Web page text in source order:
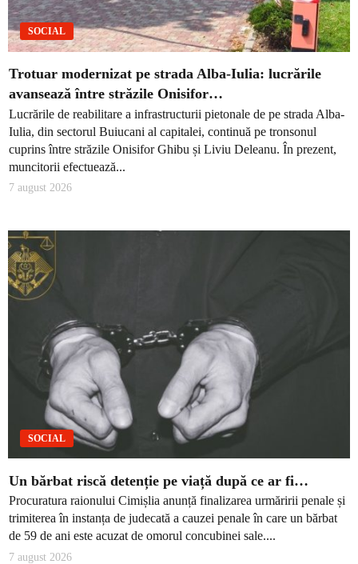
SOCIAL
Trotuar modernizat pe strada Alba-Iulia: lucrările
avansează între străzile Onisifor…
Lucrările de reabilitare a infrastructurii pietonale de pe strada Alba-
Iulia, din sectorul Buiucani al capitalei, continuă pe tronsonul
cuprins între străzile Onisifor Ghibu și Liviu Deleanu. În prezent,
muncitorii efectuează...
7 august 2026
SOCIAL
Un bărbat riscă detenție pe viață după ce ar fi…
Procuratura raionului Cimișlia anunță finalizarea urmăririi penale și
trimiterea în instanța de judecată a cauzei penale în care un bărbat
de 59 de ani este acuzat de omorul concubinei sale....
7 august 2026